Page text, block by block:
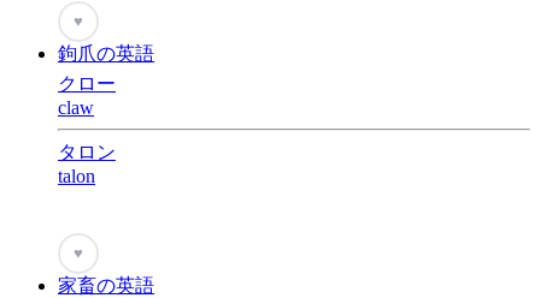
♥
鉤爪の英語
クロー
claw
タロン
talon
♥
家畜の英語